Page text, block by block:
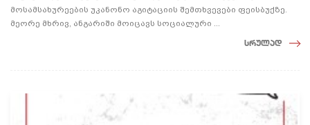
მოსამსახურეების უკანონო აგიტაციის შემთხვევები ფეისბუქზე.
მეორე მხრივ, ანგარიში მოიცავს სოციალური ...
სრულად